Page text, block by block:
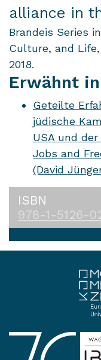
alliance in
Brandeis Series
Culture, and
2018.
Erwähnt in
Geteilte
jüdische
USA und
Jobs and
(David
ISBN
978-1-5126-